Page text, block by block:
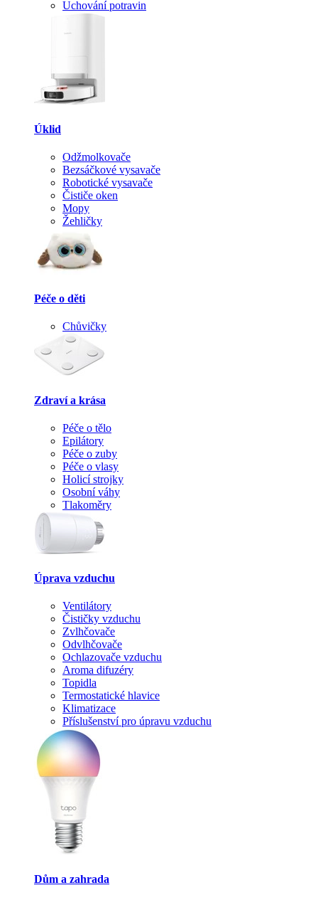
Uchování potravin
Úklid
Odžmolkovače
Bezsáčkové vysavače
Robotické vysavače
Čističe oken
Mopy
Žehličky
Péče o děti
Chůvičky
Zdraví a krása
Péče o tělo
Epilátory
Péče o zuby
Péče o vlasy
Holicí strojky
Osobní váhy
Tlakoměry
Úprava vzduchu
Ventilátory
Čističky vzduchu
Zvlhčovače
Odvlhčovače
Ochlazovače vzduchu
Aroma difuzéry
Topidla
Termostatické hlavice
Klimatizace
Příslušenství pro úpravu vzduchu
Dům a zahrada